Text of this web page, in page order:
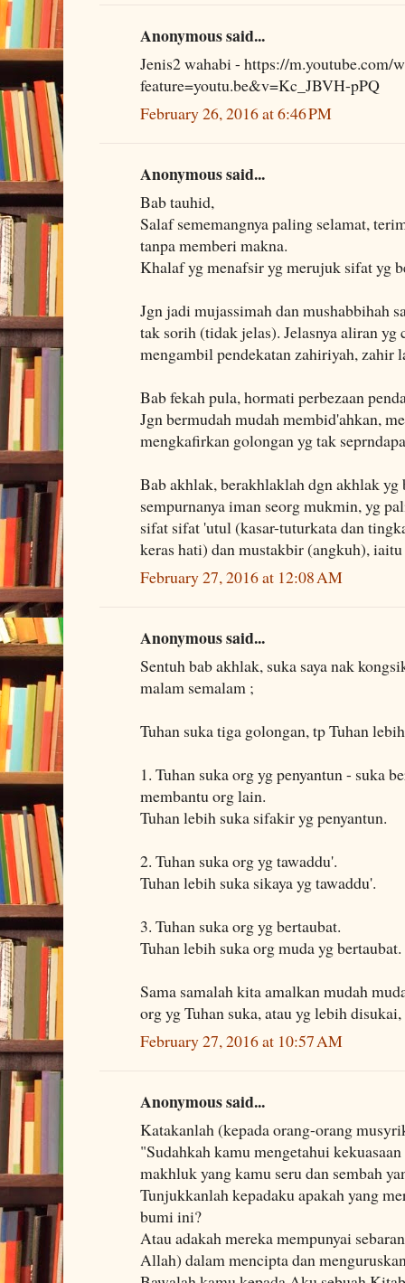
Anonymous said...
Jenis2 wahabi - https://m.youtube.com/
feature=youtu.be&v=Kc_JBVH-pPQ
February 26, 2016 at 6:46 PM
Anonymous said...
Bab tauhid,
Salaf sememangnya paling selamat,
tanpa memberi makna.
Khalaf yg menafsir yg merujuk sifat yg
Jgn jadi mujassimah dan mushabbihah
tak sorih (tidak jelas). Jelasnya aliran yg
mengambil pendekatan zahiriyah, zahir
Bab fekah pula, hormati perbezaan
Jgn bermudah mudah membid'ahkan,
mengkafirkan golongan yg tak
Bab akhlak, berakhlaklah dgn akhlak
sempurnanya iman seorg mukmin, yg
sifat sifat 'utul (kasar-tuturkata dan
keras hati) dan mustakbir (angkuh),
February 27, 2016 at 12:08 AM
Anonymous said...
Sentuh bab akhlak, suka saya nak
malam semalam ;
Tuhan suka tiga golongan, tp Tuhan
1. Tuhan suka org yg penyantun - suka
membantu org lain.
Tuhan lebih suka sifakir yg penyantun.
2. Tuhan suka org yg tawaddu'.
Tuhan lebih suka sikaya yg tawaddu'.
3. Tuhan suka org yg bertaubat.
Tuhan lebih suka org muda yg bertaubat.
Sama samalah kita amalkan mudah
org yg Tuhan suka, atau yg lebih
February 27, 2016 at 10:57 AM
Anonymous said...
Katakanlah (kepada orang-orang
"Sudahkah kamu mengetahui
makhluk yang kamu seru dan sembah
Tunjukkanlah kepadaku apakah yang
bumi ini?
Atau adakah mereka mempunyai
Allah) dalam mencipta dan